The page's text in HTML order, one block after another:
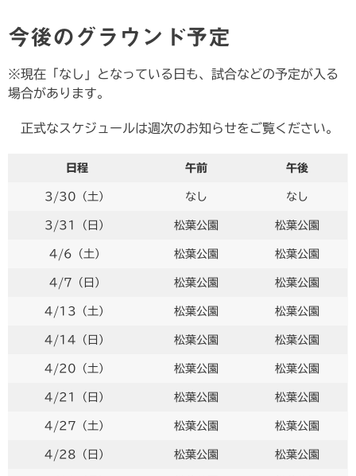
今後のグラウンド予定
※現在「なし」となっている日も、試合などの予定が入る
場合があります。
正式なスケジュールは週次のお知らせをご覧ください。
日程 午前 午後
3/30（土） なし なし
3/31（日） 松葉公園 松葉公園
4/6（土） 松葉公園 松葉公園
4/7（日） 松葉公園 松葉公園
4/13（土） 松葉公園 松葉公園
4/14（日） 松葉公園 松葉公園
4/20（土） 松葉公園 松葉公園
4/21（日） 松葉公園 松葉公園
4/27（土） 松葉公園 松葉公園
4/28（日） 松葉公園 松葉公園